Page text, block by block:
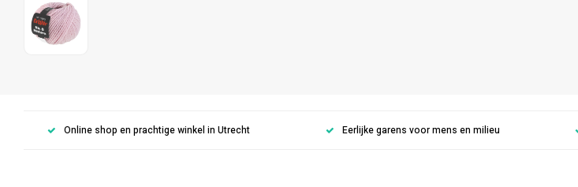
Online shop en prachtige winkel in Utrecht Eerlijke garens voor mens en milieu